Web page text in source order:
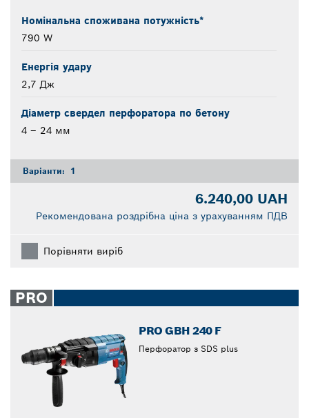
Номінальна споживана потужність*
790 W
Енергія удару
2,7 Дж
Діаметр свердел перфоратора по бетону
4 – 24 мм
Варіанти: 1
6.240,00 UAH
Рекомендована роздрібна ціна з урахуванням ПДВ
Порівняти виріб
PRO
PRO GBH 240 F
Перфоратор з SDS plus